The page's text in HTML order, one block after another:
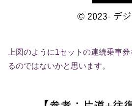
上図のように1セットの連続乗車
るのではないかと思います。